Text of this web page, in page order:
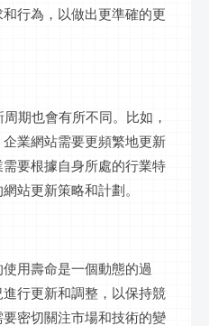
行為，以做出更準確的更
期也會有所不同。比如，
業網站需要更頻繁地更新
要根據自身所處的行業特
站更新策略和計劃。
用壽命是一個動態的過
行更新和調整，以保持競
密切關注市場和技術的變